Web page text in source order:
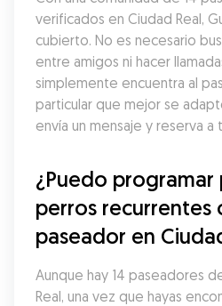
verificados en Ciudad Real,
cubierto. No es necesario
entre amigos ni hacer
simplemente encuentra al
particular que mejor se
envía un mensaje y reserva
¿Puedo programar
perros recurrentes
paseador en
Aunque hay 14 paseadores
Real, una vez que hayas